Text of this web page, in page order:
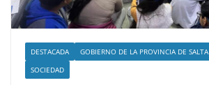
DESTACADA GOBIERNO DE LA PROVINCIA DE SALTA
SOCIEDAD